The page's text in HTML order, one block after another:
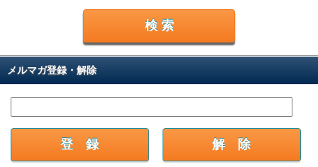
メルマガ登録・解除